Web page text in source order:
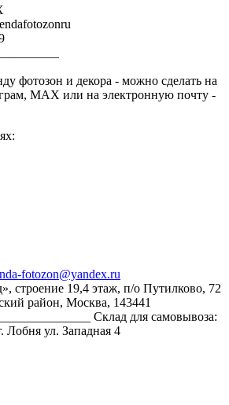
фотозон и декора - можно сделать на
МАХ или на электронную почту -
fotozon@yandex.ru
строение 19,4 этаж, п/о Путилково, 72
район, Москва, 143441
Склад для самовывоза:
Лобня ул. Западная 4